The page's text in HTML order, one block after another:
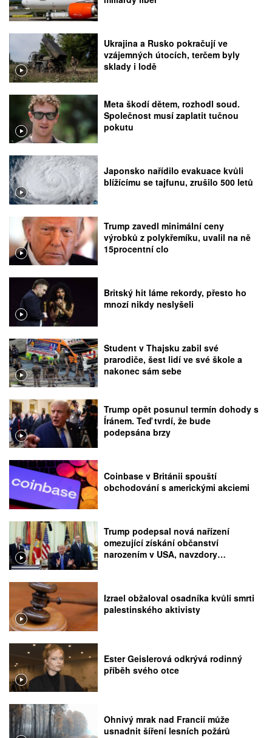
Ukrajina a Rusko pokračují ve
vzájemných útocích, terčem byly
sklady i lodě
Meta škodí dětem, rozhodl soud.
Společnost musí zaplatit tučnou
pokutu
Japonsko nařídilo evakuace kvůli
blížícímu se tajfunu, zrušilo 500 letů
Trump zavedl minimální ceny
výrobků z polykřemíku, uvalil na ně
15procentní clo
Britský hit láme rekordy, přesto ho
mnozí nikdy neslyšeli
Student v Thajsku zabil své
prarodiče, šest lidí ve své škole a
nakonec sám sebe
Trump opět posunul termín dohody s
Íránem. Teď tvrdí, že bude
podepsána brzy
Coinbase v Británii spouští
obchodování s americkými akciemi
Trump podepsal nová nařízení
omezující získání občanství
narozením v USA, navzdory
Izrael obžaloval osadníka kvůli smrti
palestinského aktivisty
Ester Geislerová odkrývá rodinný
příběh svého otce
Ohnivý mrak nad Francií může
usnadnit šíření lesních požárů